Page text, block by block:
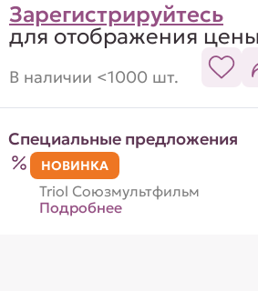
Зарегистрируйтесь
для отображения
В наличии <1000 шт.
Специальные предложения
НОВИНКА
Triol Союзмультфильм
Подробнее